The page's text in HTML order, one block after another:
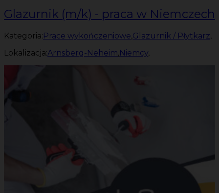
Glazurnik (m/k) - praca w Niemczech
Kategoria:Prace wykończeniowe,Glazurnik / Płytkarz,
Lokalizacja:Arnsberg-Neheim,Niemcy,